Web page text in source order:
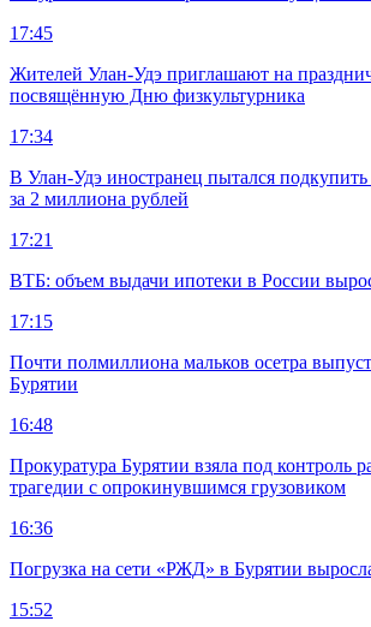
17:45
Жителей Улан-Удэ приглашают на
посвящённую Дню физкультурника
17:34
В Улан-Удэ иностранец пытался подкупить
за 2 миллиона рублей
17:21
ВТБ: объем выдачи ипотеки в России
17:15
Почти полмиллиона мальков осетра
Бурятии
16:48
Прокуратура Бурятии взяла под контроль
трагедии с опрокинувшимся грузовиком
16:36
Погрузка на сети «РЖД» в Бурятии
15:52